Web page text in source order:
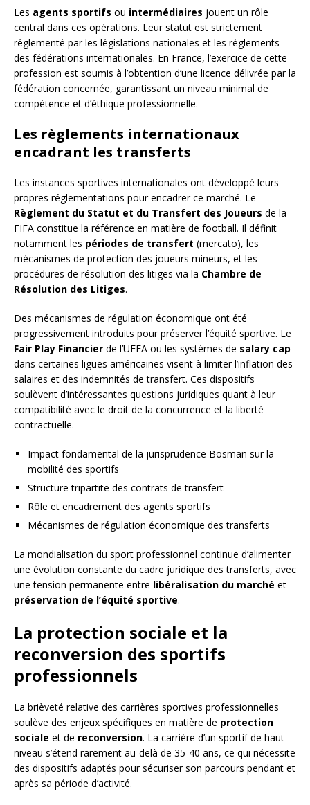
Les agents sportifs ou intermédiaires jouent un rôle
central dans ces opérations. Leur statut est strictement
réglementé par les législations nationales et les règlements
des fédérations internationales. En France, l’exercice de cette
profession est soumis à l’obtention d’une licence délivrée par la
fédération concernée, garantissant un niveau minimal de
compétence et d’éthique professionnelle.
Les règlements internationaux
encadrant les transferts
Les instances sportives internationales ont développé leurs
propres réglementations pour encadrer ce marché. Le
Règlement du Statut et du Transfert des Joueurs de la
FIFA constitue la référence en matière de football. Il définit
notamment les périodes de transfert (mercato), les
mécanismes de protection des joueurs mineurs, et les
procédures de résolution des litiges via la Chambre de
Résolution des Litiges.
Des mécanismes de régulation économique ont été
progressivement introduits pour préserver l’équité sportive. Le
Fair Play Financier de l’UEFA ou les systèmes de salary cap
dans certaines ligues américaines visent à limiter l’inflation des
salaires et des indemnités de transfert. Ces dispositifs
soulèvent d’intéressantes questions juridiques quant à leur
compatibilité avec le droit de la concurrence et la liberté
contractuelle.
Impact fondamental de la jurisprudence Bosman sur la
mobilité des sportifs
Structure tripartite des contrats de transfert
Rôle et encadrement des agents sportifs
Mécanismes de régulation économique des transferts
La mondialisation du sport professionnel continue d’alimenter
une évolution constante du cadre juridique des transferts, avec
une tension permanente entre libéralisation du marché et
préservation de l’équité sportive.
La protection sociale et la
reconversion des sportifs
professionnels
La brièveté relative des carrières sportives professionnelles
soulève des enjeux spécifiques en matière de protection
sociale et de reconversion. La carrière d’un sportif de haut
niveau s’étend rarement au-delà de 35-40 ans, ce qui nécessite
des dispositifs adaptés pour sécuriser son parcours pendant et
après sa période d’activité.